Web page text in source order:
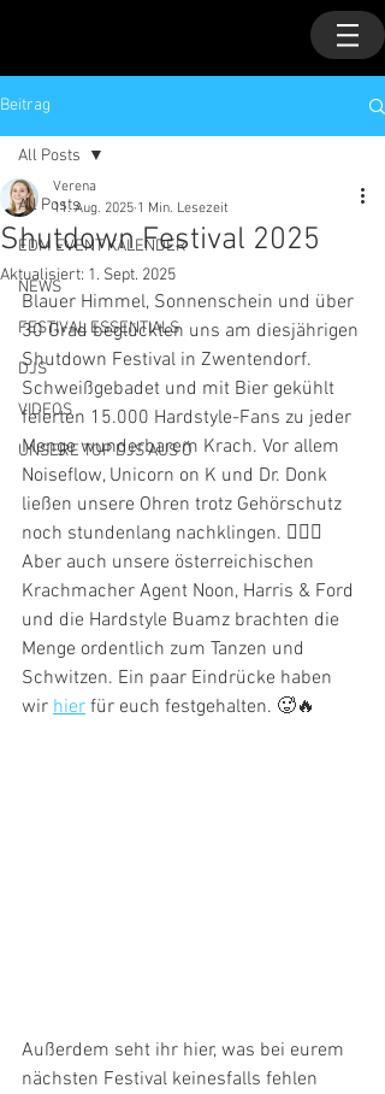
Beitrag
All Posts
EDM EVENT KALENDER
NEWS
FESTIVAL ESSENTIALS
DJS
VIDEOS
UNSERE TOP DJS AUS Ö
All Posts
Shutdown Festival 2025
Verena
11. Aug. 2025 1 Min. Lesezeit
Aktualisiert: 1. Sept. 2025
Blauer Himmel, Sonnenschein und über
30 Grad beglückten uns am diesjährigen
Shutdown Festival in Zwentendorf.
Schweißgebadet und mit Bier gekühlt
feierten 15.000 Hardstyle-Fans zu jeder
Menge wunderbarem Krach. Vor allem
Noiseflow, Unicorn on K und Dr. Donk
ließen unsere Ohren trotz Gehörschutz
noch stundenlang nachklingen. 👂🏻💥
Aber auch unsere österreichischen
Krachmacher Agent Noon, Harris & Ford
und die Hardstyle Buamz brachten die
Menge ordentlich zum Tanzen und
Schwitzen. Ein paar Eindrücke haben
wir hier für euch festgehalten. 🥵🔥
Außerdem seht ihr hier, was bei eurem
nächsten Festival keinesfalls fehlen